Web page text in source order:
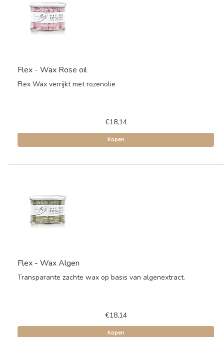
Flex - Wax Rose oil
Flex Wax verrijkt met rozenolie
€18,14
Kopen
Flex - Wax Algen
Transparante zachte wax op basis van algenextract.
€18,14
Kopen